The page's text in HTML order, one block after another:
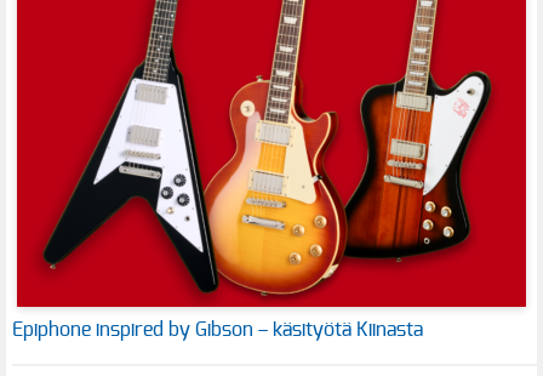
Epiphone inspired by Gibson – käsityötä Kiinasta